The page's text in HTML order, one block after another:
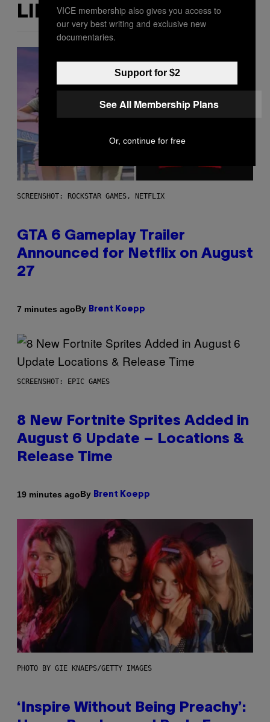
LIKE THIS
SCREENSHOT: ROCKSTAR GAMES, NETFLIX
GTA 6 Gameplay Trailer
Announced for Netflix on August
27
7 minutes agoBy Brent Koepp
SCREENSHOT: EPIC GAMES
8 New Fortnite Sprites Added in
August 6 Update – Locations &
Release Time
19 minutes agoBy Brent Koepp
PHOTO BY GIE KNAEPS/GETTY IMAGES
‘Inspire Without Being Preachy’:
VICE membership also gives you access to
our very best writing and exclusive new
documentaries.
Support for $2
See All Membership Plans
Or, continue for free